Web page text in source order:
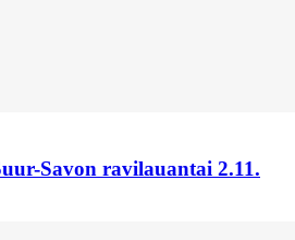
Savon ravilauantai 2.11.